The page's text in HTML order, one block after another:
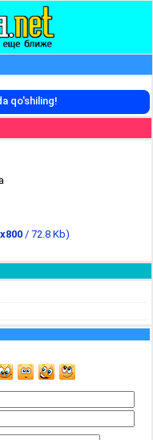
qo'shiling!
/ 72.8 Kb)